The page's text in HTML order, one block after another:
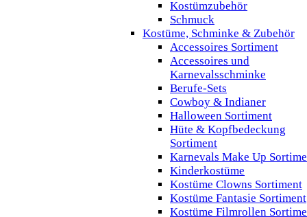
Kostümzubehör
Schmuck
Kostüme, Schminke & Zubehör
Accessoires Sortiment
Accessoires und
Karnevalsschminke
Berufe-Sets
Cowboy & Indianer
Halloween Sortiment
Hüte & Kopfbedeckung
Sortiment
Karnevals Make Up
Kinderkostüme
Kostüme Clowns Sortiment
Kostüme Fantasie Sortiment
Kostüme Filmrollen